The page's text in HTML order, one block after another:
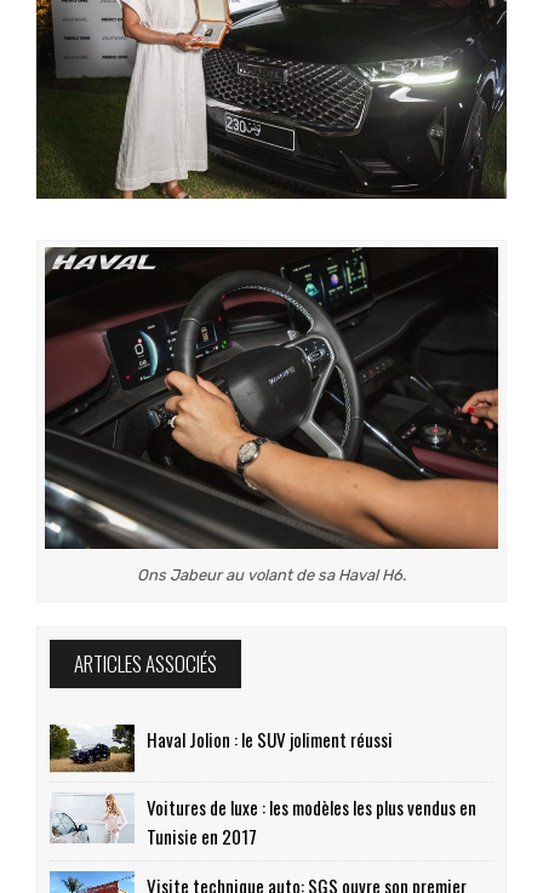
Ons Jabeur au volant de sa Haval H6.
ARTICLES ASSOCIÉS
Haval Jolion : le SUV joliment réussi
Voitures de luxe : les modèles les plus vendus en
Tunisie en 2017
Visite technique auto: SGS ouvre son premier